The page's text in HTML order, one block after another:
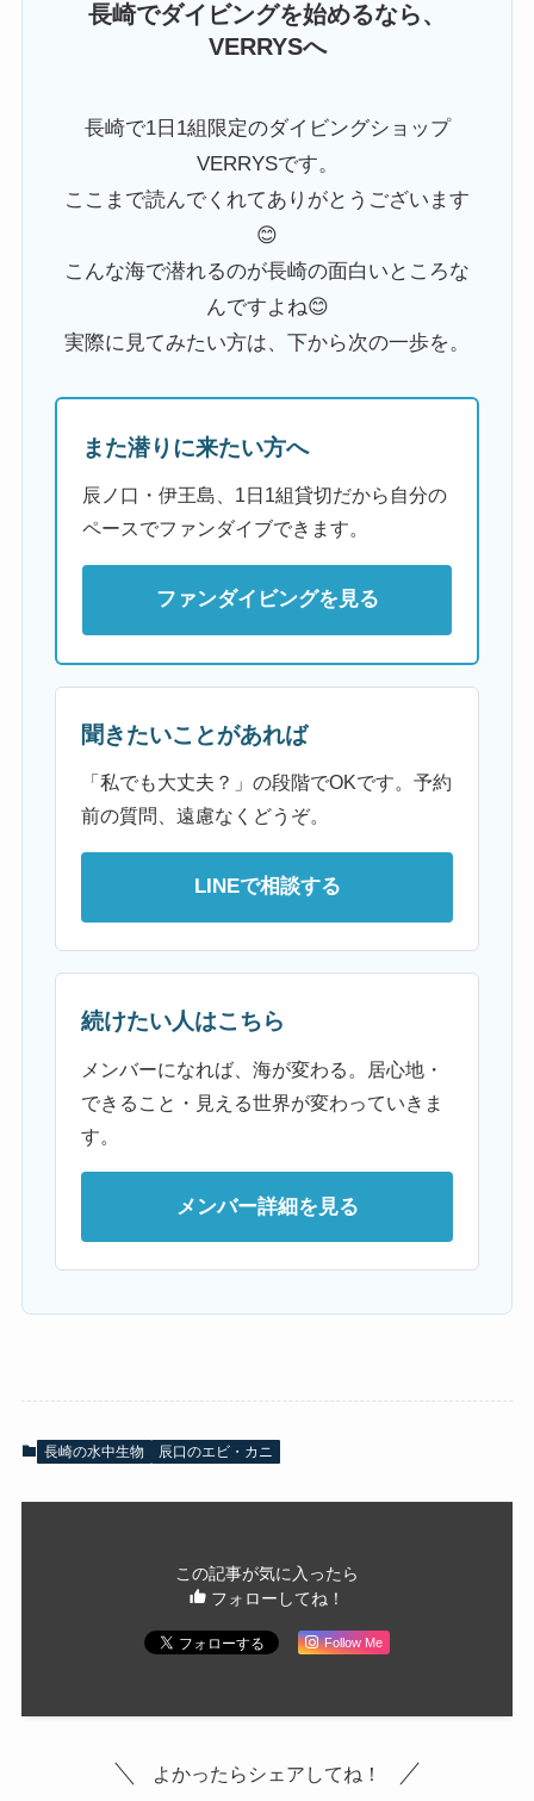
長崎でダイビングを始めるなら、
VERRYSへ
長崎で1日1組限定のダイビングショップ
VERRYSです。
ここまで読んでくれてありがとうございます
😊
こんな海で潜れるのが長崎の面白いところな
んですよね😊
実際に見てみたい方は、下から次の一歩を。
また潜りに来たい方へ
辰ノ口・伊王島、1日1組貸切だから自分の
ペースでファンダイブできます。
ファンダイビングを見る
聞きたいことがあれば
「私でも大丈夫？」の段階でOKです。予約
前の質問、遠慮なくどうぞ。
LINEで相談する
続けたい人はこちら
メンバーになれば、海が変わる。居心地・
できること・見える世界が変わっていきま
す。
メンバー詳細を見る
長崎の水中生物 辰口のエビ・カニ
この記事が気に入ったら
フォローしてね！
Follow Me
よかったらシェアしてね！